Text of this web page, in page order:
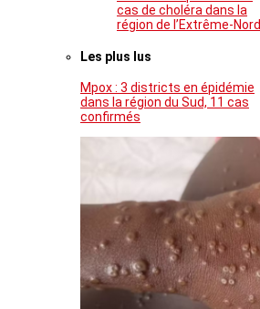
cas de choléra dans la
région de l’Extrême-Nord
Les plus lus
Mpox : 3 districts en épidémie
dans la région du Sud, 11 cas
confirmés